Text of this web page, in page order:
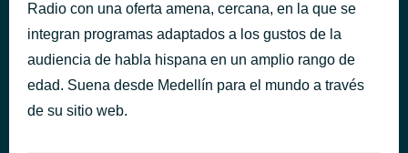
Radio con una oferta amena, cercana, en la que se
integran programas adaptados a los gustos de la
audiencia de habla hispana en un amplio rango de
edad. Suena desde Medellín para el mundo a través
de su sitio web.